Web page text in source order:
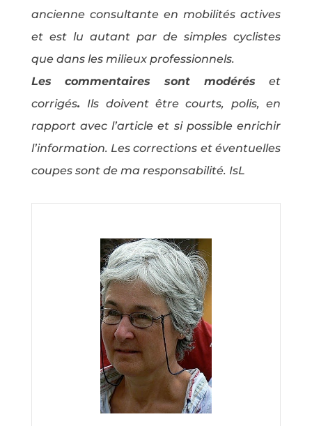
ancienne consultante en mobilités actives
et est lu autant par de simples cyclistes
que dans les milieux professionnels.
Les commentaires sont modéréset
corrigés. Ils doivent être courts, polis, en
rapport avec l’article et si possible enrichir
l’information. Les corrections et éventuelles
coupes sont de ma responsabilité. IsL